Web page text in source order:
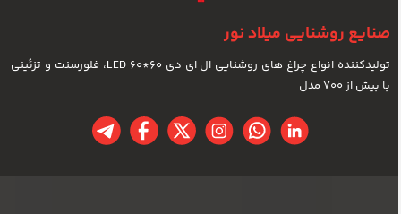
صنایع روشنایی میلاد نور
تولیدکننده انواع چراغ های روشنایی ال ای دی LED 60*60، فلورسنت و تزئینی
با بیش از 700 مدل